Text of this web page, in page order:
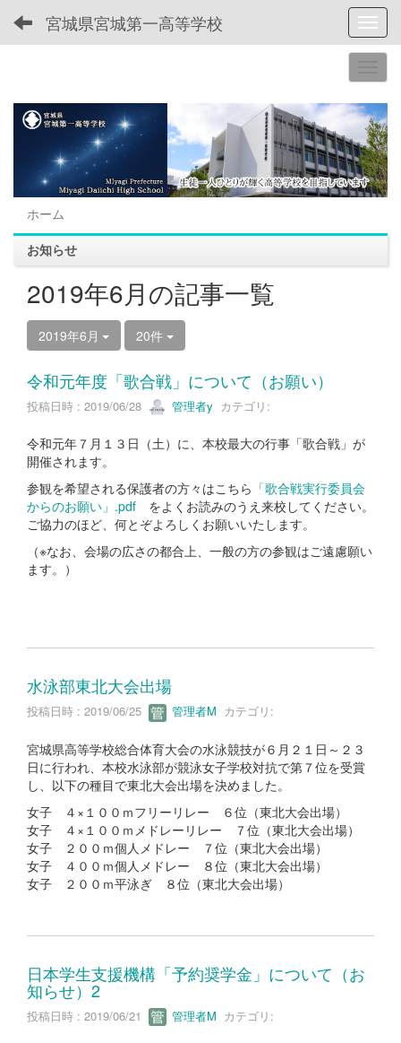
宮城県宮城第一高等学校
ホーム
お知らせ
2019年6月の記事一覧
2019年6月 20件
令和元年度「歌合戦」について（お願い）
投稿日時 : 2019/06/28 管理者y カテゴリ:
令和元年７月１３日（土）に、本校最大の行事「歌合戦」が
開催されます。
参観を希望される保護者の方々はこちら 「歌合戦実行委員会
からのお願い」.pdf をよくお読みのうえ来校してください。
ご協力のほど、何とぞよろしくお願いいたします。
（※なお、会場の広さの都合上、一般の方の参観はご遠慮願い
ます。）
水泳部東北大会出場
投稿日時 : 2019/06/25 管理者M カテゴリ:
宮城県高等学校総合体育大会の水泳競技が６月２１日～２３
日に行われ、本校水泳部が競泳女子学校対抗で第７位を受賞
し、以下の種目で東北大会出場を決めました。
女子 ４×１００ｍフリーリレー ６位（東北大会出場）
女子 ４×１００ｍメドレーリレー ７位（東北大会出場）
女子 ２００ｍ個人メドレー ７位（東北大会出場）
女子 ４００ｍ個人メドレー ８位（東北大会出場）
女子 ２００ｍ平泳ぎ ８位（東北大会出場）
日本学生支援機構「予約奨学金」について（お
知らせ）2
投稿日時 : 2019/06/21 管理者M カテゴリ: